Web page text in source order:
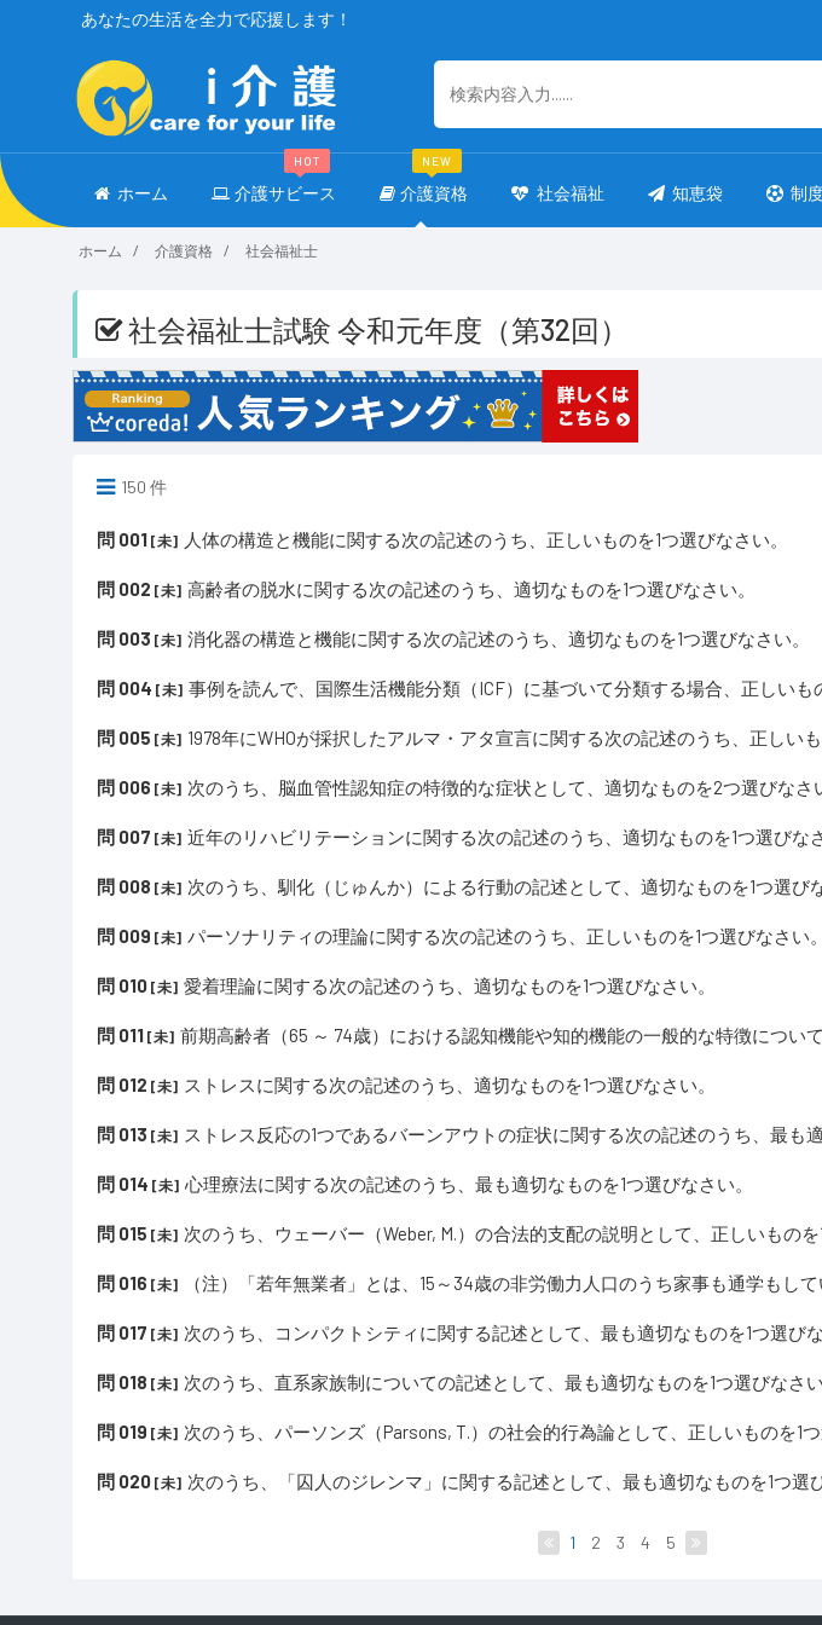
あなたの生活を全力で応援します！
ホーム 介護サビース
HOT
介護資格
NEW
社会福祉 知恵袋 制
ホーム 介護資格 社会福祉士
社会福祉士試験 令和元年度（第32回）
150 件
問 001 [未] 人体の構造と機能に関する次の記述のうち、正しいものを1つ選びなさい。
問 002 [未] 高齢者の脱水に関する次の記述のうち、適切なものを1つ選びなさい。
問 003 [未] 消化器の構造と機能に関する次の記述のうち、適切なものを1つ選びなさい。
問 004 [未] 事例を読んで、国際生活機能分類（ICF）に基づいて分類する場合、正しいも
問 005 [未] 1978年にWHOが採択したアルマ・アタ宣言に関する次の記述のうち、正しいも
問 006 [未] 次のうち、脳血管性認知症の特徴的な症状として、適切なものを2つ選びなさ
問 007 [未] 近年のリハビリテーションに関する次の記述のうち、適切なものを1つ選びなさ
問 008 [未] 次のうち、馴化（じゅんか）による行動の記述として、適切なものを1つ選び
問 009 [未] パーソナリティの理論に関する次の記述のうち、正しいものを1つ選びなさい。
問 010 [未] 愛着理論に関する次の記述のうち、適切なものを1つ選びなさい。
問 011 [未] 前期高齢者（65 ～ 74歳）における認知機能や知的機能の一般的な特徴につい
問 012 [未] ストレスに関する次の記述のうち、適切なものを1つ選びなさい。
問 013 [未] ストレス反応の1つであるバーンアウトの症状に関する次の記述のうち、最も
問 014 [未] 心理療法に関する次の記述のうち、最も適切なものを1つ選びなさい。
問 015 [未] 次のうち、ウェーバー（Weber, M.）の合法的支配の説明として、正しいものを
問 016 [未] （注）「若年無業者」とは、15～34歳の非労働力人口のうち家事も通学もして
問 017 [未] 次のうち、コンパクトシティに関する記述として、最も適切なものを1つ選びな
問 018 [未] 次のうち、直系家族制についての記述として、最も適切なものを1つ選びなさい
問 019 [未] 次のうち、パーソンズ（Parsons, T.）の社会的行為論として、正しいものを1つ
問 020 [未] 次のうち、「囚人のジレンマ」に関する記述として、最も適切なものを1つ選
1 2 3 4 5